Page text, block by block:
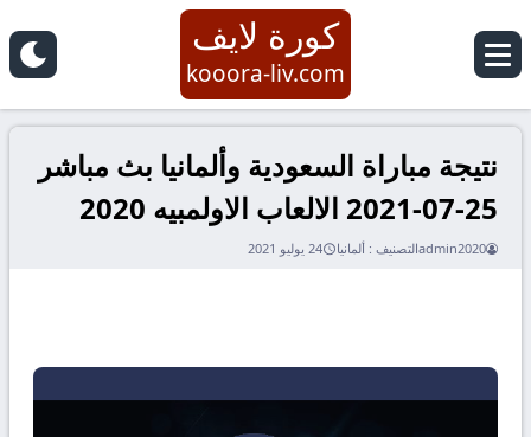
كورة لايف
kooora-liv.com
نتيجة مباراة السعودية وألمانيا بث مباشر
25-07-2021 الالعاب الاولمبيه 2020
admin2020التصنيف : ألمانيا 24 يوليو 2021